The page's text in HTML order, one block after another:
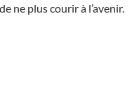
ne plus courir à l’avenir.